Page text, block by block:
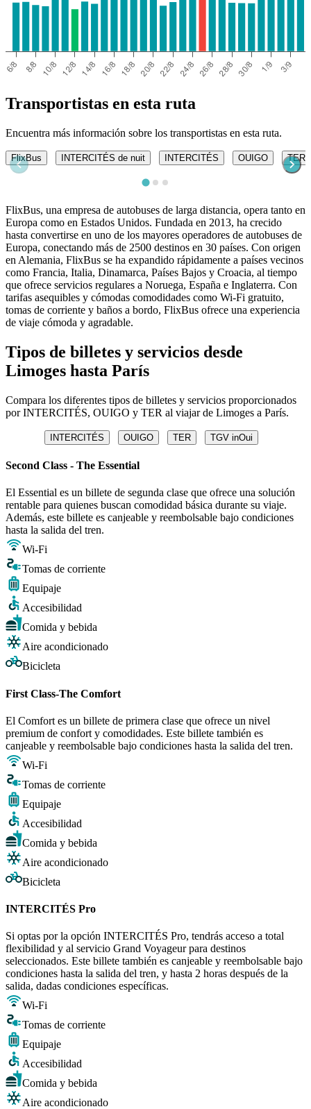
Transportistas en esta ruta
Encuentra más información sobre los transportistas en esta ruta.
FlixBus INTERCITÉS de nuit INTERCITÉS OUIGO TER
FlixBus, una empresa de autobuses de larga distancia, opera tanto en
Europa como en Estados Unidos. Fundada en 2013, ha crecido
hasta convertirse en uno de los mayores operadores de autobuses de
Europa, conectando más de 2500 destinos en 30 países. Con origen
en Alemania, FlixBus se ha expandido rápidamente a países vecinos
como Francia, Italia, Dinamarca, Países Bajos y Croacia, al tiempo
que ofrece servicios regulares a Noruega, España e Inglaterra. Con
tarifas asequibles y cómodas comodidades como Wi-Fi gratuito,
tomas de corriente y baños a bordo, FlixBus ofrece una experiencia
de viaje cómoda y agradable.
Tipos de billetes y servicios desde
Limoges hasta París
Compara los diferentes tipos de billetes y servicios proporcionados
por INTERCITÉS, OUIGO y TER al viajar de Limoges a París.
INTERCITÉS OUIGO TER TGV inOui
Second Class - The Essential
El Essential es un billete de segunda clase que ofrece una solución
rentable para quienes buscan comodidad básica durante su viaje.
Además, este billete es canjeable y reembolsable bajo condiciones
hasta la salida del tren.
Wi-Fi
Tomas de corriente
Equipaje
Accesibilidad
Comida y bebida
Aire acondicionado
Bicicleta
First Class-The Comfort
El Comfort es un billete de primera clase que ofrece un nivel
premium de confort y comodidades. Este billete también es
canjeable y reembolsable bajo condiciones hasta la salida del tren.
Wi-Fi
Tomas de corriente
Equipaje
Accesibilidad
Comida y bebida
Aire acondicionado
Bicicleta
INTERCITÉS Pro
Si optas por la opción INTERCITÉS Pro, tendrás acceso a total
flexibilidad y al servicio Grand Voyageur para destinos
seleccionados. Este billete también es canjeable y reembolsable bajo
condiciones hasta la salida del tren, y hasta 2 horas después de la
salida, dadas condiciones específicas.
Wi-Fi
Tomas de corriente
Equipaje
Accesibilidad
Comida y bebida
Aire acondicionado